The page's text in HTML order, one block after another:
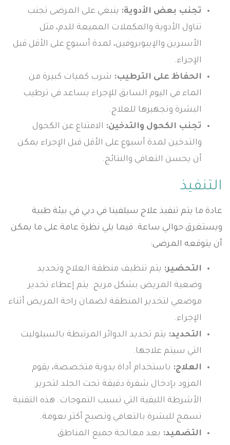
تجنب بعض الأدوية: ينبغي على المرضى تجنب
تناول الأدوية والمكملات المميعة للدم، مثل
الأسبرين والإيبوبروفين، لمدة أسبوع على الأقل قبل
الإجراء.
الحفاظ على الترطيب: شرب كميات كبيرة من
الماء في اليوم السابق للإجراء يساعد في ترطيب
البشرة وتجهيزها للعلاج.
تجنب الكحول والتدخين: الامتناع عن الكحول
والتدخين لمدة أسبوع على الأقل قبل الإجراء يمكن
أن يحسن التعافي والنتائج.
التنفيذ
عادة ما يتم تنفيذ علاج سيلفينا في دبي في بيئة طبية
ويستغرق حوالي ساعة. فيما يلي نظرة عامة على ما يمكن
أن يتوقعه المرضى:
التحضير: يتم تنظيف منطقة العلاج وتحديد
وضعية المريض بشكل مريح. يتم إعطاء تخدير
موضعي لتخدير المنطقة لضمان راحة المريض أثناء
الإجراء.
التحديد: يتم تحديد الدوائر المرتبطة بالسيلوليت
التي سيتم علاجها.
العلاج: باستخدام أداة يدوية متخصصة، يقوم
المزود بإدخال شفرة دقيقة تحت الجلد لتحرير
الأشرطة الليفية التي تسبب التموجات. هذه التقنية
تسمح للبشرة بالتعافي وتصبح أكثر نعومة.
التضميد: بعد معالجة جميع المناطق